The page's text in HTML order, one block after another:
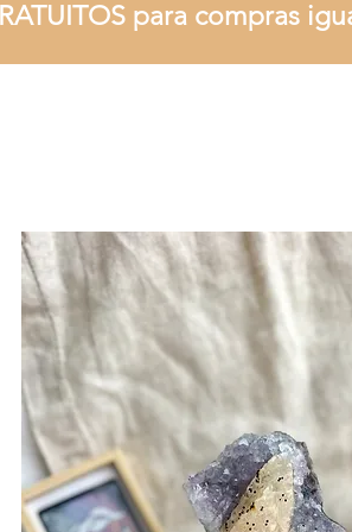
para compras